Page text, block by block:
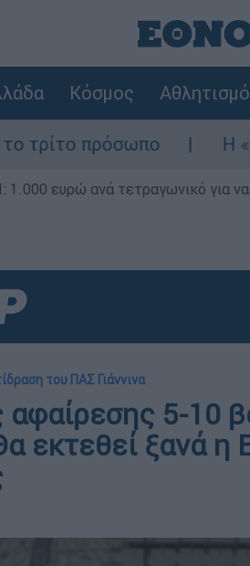
Κόσμος
Η
ευρώ ανά τετραγωνικό για να
του ΠΑΣ Γιάννινα
αφαίρεσης 5-10
εκτεθεί ξανά η